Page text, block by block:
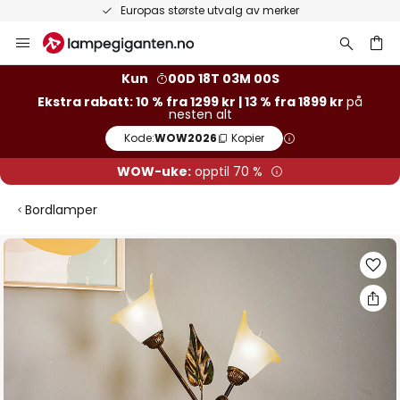
Europas største utvalg av merker
Hopp
til
Kun
00D 18T 02M 59S
Ekstra rabatt: 10 % fra 1299 kr | 13 % fra 1899 kr på
nesten alt
Kode:WOW2026 Kopier
WOW-uke: opptil 70 %
Bordlamper
Gå
slutten